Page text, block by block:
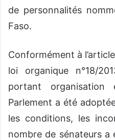
de personnalités
Faso.
Conformément à
loi organique n°18/
portant organisation
Parlement a été
les conditions, les
nombre de sénateurs a